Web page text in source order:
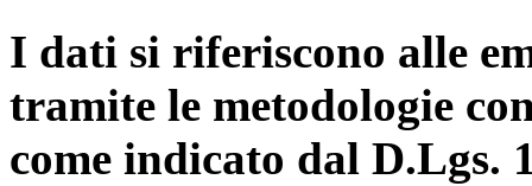
I dati si riferiscono alle
tramite le metodologie
come indicato dal D.Lgs.